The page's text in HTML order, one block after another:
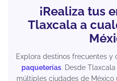
¡Realiza tus
Tlaxcala a
Explora destinos frecuentes y
paqueterías. Desde
múltiples ciudades de México